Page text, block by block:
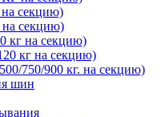
секцию)
секцию)
кг на секцию)
кг на секцию)
750/900 кг. на секцию)
шин